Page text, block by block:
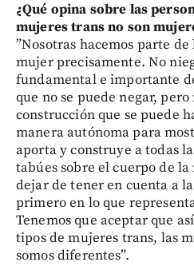
¿Qué opina sobre las
mujeres trans no son
”Nosotras hacemos parte
mujer precisamente. No
fundamental e importante
que no se puede negar,
construcción que se puede
manera autónoma para
aporta y construye a todas
tabúes sobre el cuerpo de
dejar de tener en cuenta a
primero en lo que
Tenemos que aceptar que
tipos de mujeres trans, las
somos diferentes”.